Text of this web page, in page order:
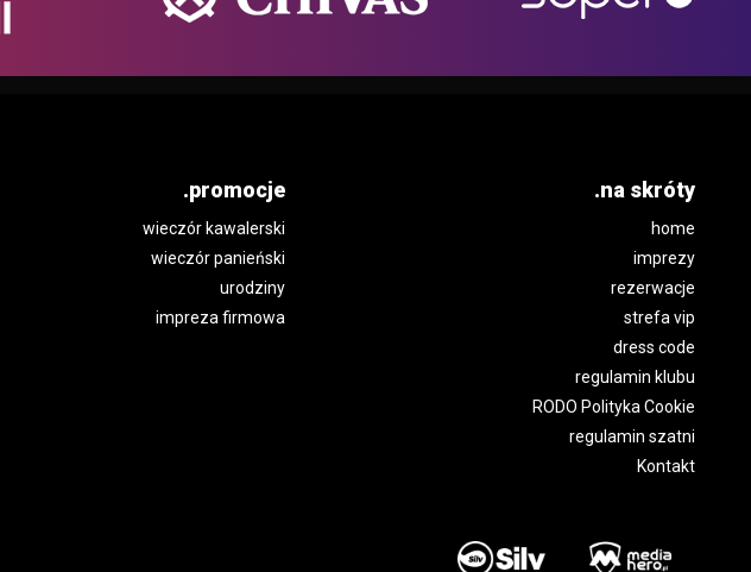
.promocje
wieczór kawalerski
wieczór panieński
urodziny
impreza firmowa
.na skróty
home
imprezy
rezerwacje
strefa vip
dress code
regulamin klubu
RODO Polityka Cookie
regulamin szatni
Kontakt